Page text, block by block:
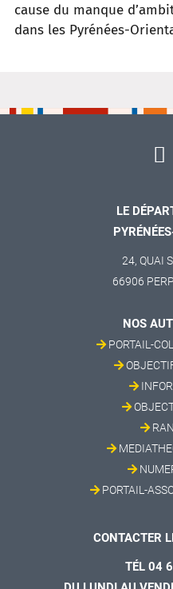
cause du manque
dans les Pyrénées-
LE
24, QUAI
66906
NOS
PORTAIL-
PORTAIL-
CONTACTER
TÉL 04